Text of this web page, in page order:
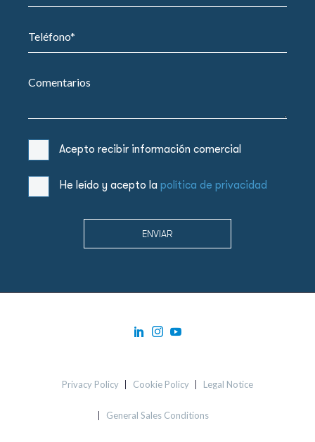
Acepto recibir información comercial
He leído y acepto la política de privacidad
Privacy Policy Cookie Policy Legal Notice
General Sales Conditions